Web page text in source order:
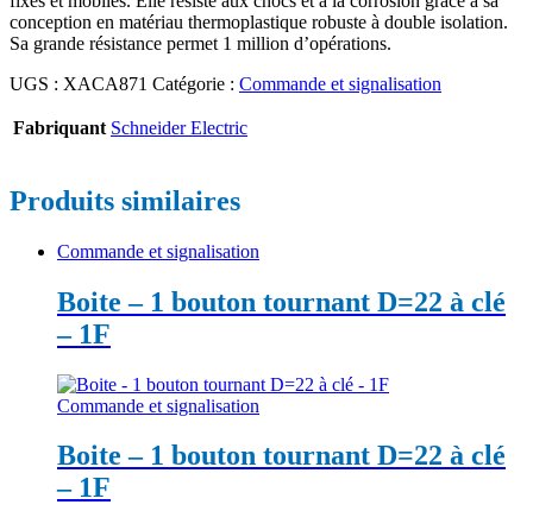
conception en matériau thermoplastique robuste à double isolation.
Sa grande résistance permet 1 million d’opérations.
UGS : XACA871 Catégorie : Commande et signalisation
Fabriquant Schneider Electric
Produits similaires
Commande et signalisation
Boite – 1 bouton tournant D=22 à clé
– 1F
Commande et signalisation
Boite – 1 bouton tournant D=22 à clé
– 1F